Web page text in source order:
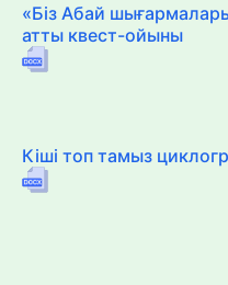
«Біз Абай
атты квест-ойыны
Кіші топ тамыз